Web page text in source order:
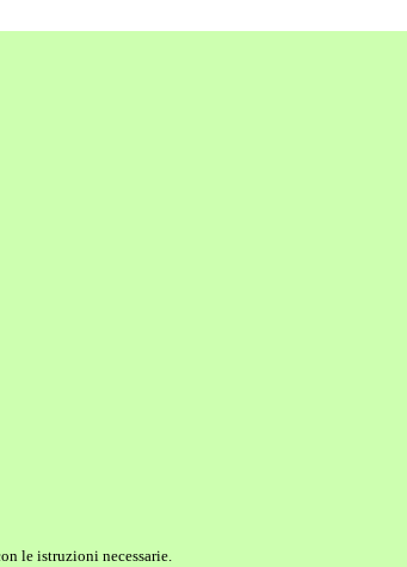
le istruzioni necessarie.